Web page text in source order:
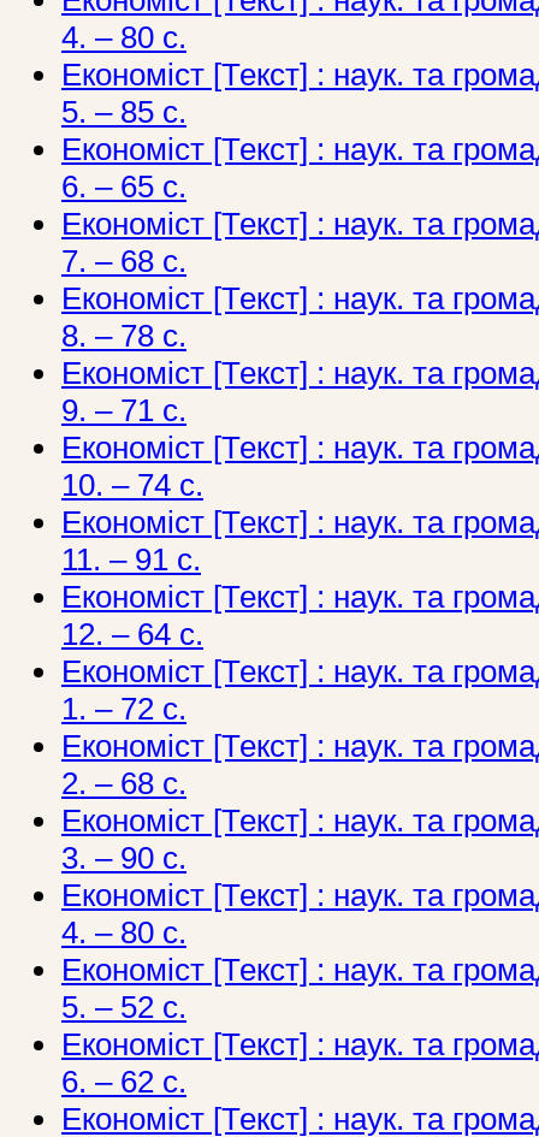
4. – 80 с.
Економіст [Текст] : наук. та
5. – 85 с.
Економіст [Текст] : наук. та
6. – 65 с.
Економіст [Текст] : наук. та
7. – 68 с.
Економіст [Текст] : наук. та
8. – 78 с.
Економіст [Текст] : наук. та
9. – 71 с.
Економіст [Текст] : наук. та
10. – 74 с.
Економіст [Текст] : наук. та
11. – 91 с.
Економіст [Текст] : наук. та
12. – 64 с.
Економіст [Текст] : наук. та
1. – 72 с.
Економіст [Текст] : наук. та
2. – 68 с.
Економіст [Текст] : наук. та
3. – 90 с.
Економіст [Текст] : наук. та
4. – 80 с.
Економіст [Текст] : наук. та
5. – 52 с.
Економіст [Текст] : наук. та
6. – 62 с.
Економіст [Текст] : наук. та